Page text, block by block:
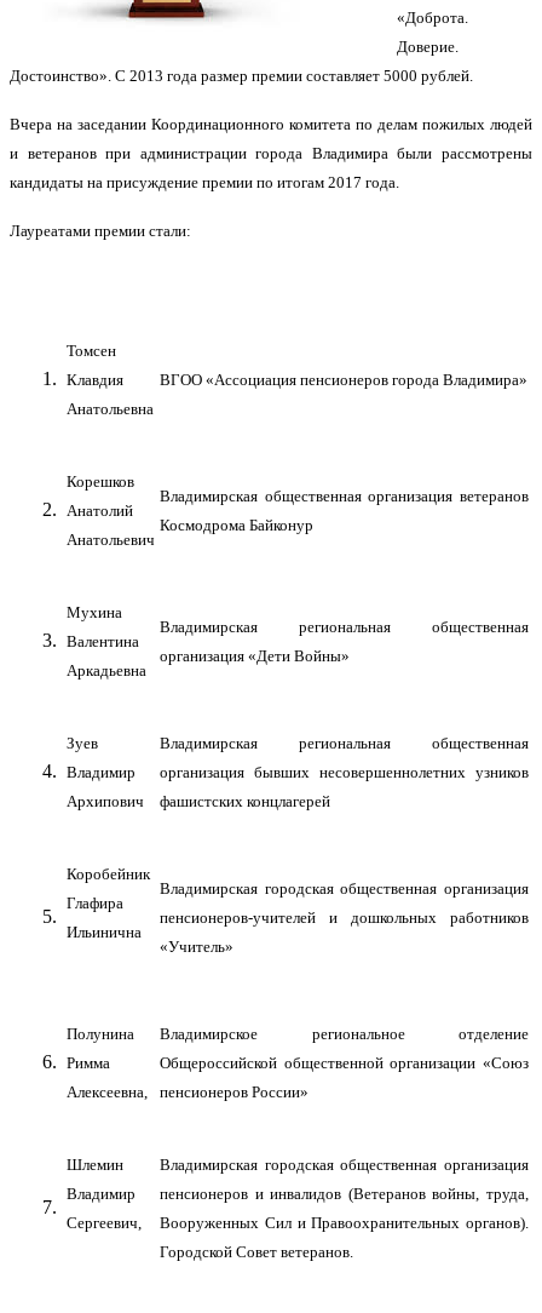
«Доброта.
Доверие.
Достоинство». С 2013 года размер премии составляет 5000 рублей.
Вчера на заседании Координационного комитета по делам пожилых людей
и ветеранов при администрации города Владимира были рассмотрены
кандидаты на присуждение премии по итогам 2017 года.
Лауреатами премии стали:
Томсен
Клавдия
Анатольевна
ВГОО «Ассоциация пенсионеров города Владимира»
Корешков
Анатолий
Анатольевич
Владимирская общественная организация ветеранов
Космодрома Байконур
Мухина
Валентина
Аркадьевна
Владимирская региональная общественная
организация «Дети Войны»
Зуев
Владимир
Архипович
Владимирская региональная общественная
организация бывших несовершеннолетних узников
фашистских концлагерей
Коробейник
Глафира
Ильинична
Владимирская городская общественная организация
пенсионеров-учителей и дошкольных работников
«Учитель»
Полунина
Римма
Алексеевна,
Владимирское региональное отделение
Общероссийской общественной организации «Союз
пенсионеров России»
Шлемин
Владимир
Сергеевич,
Владимирская городская общественная организация
пенсионеров и инвалидов (Ветеранов войны, труда,
Вооруженных Сил и Правоохранительных органов).
Городской Совет ветеранов.